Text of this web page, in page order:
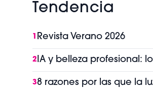
Tendencia
1 Revista Verano 2026
2IA y belleza profesional:
38 razones por las que la